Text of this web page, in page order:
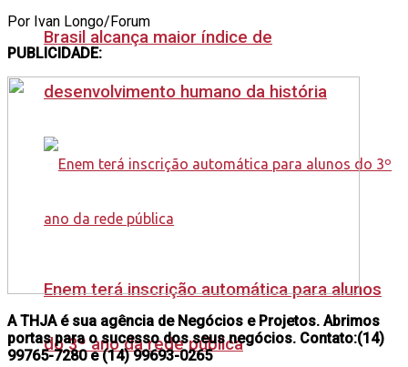
Brasil alcança maior índice de
desenvolvimento humano da história
Enem terá inscrição automática para alunos
do 3º ano da rede pública
Por Ivan Longo/Forum
PUBLICIDADE:
A THJA é sua agência de Negócios e Projetos. Abrimos
portas para o sucesso dos seus negócios. Contato:(14)
99765-7280 e (14) 99693-0265